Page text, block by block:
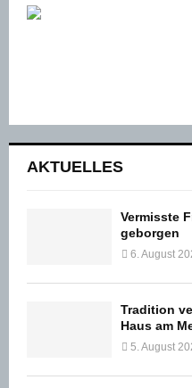
AKTUELLES
Vermisste
geborgen
6. August
Tradition
Haus am
5. August